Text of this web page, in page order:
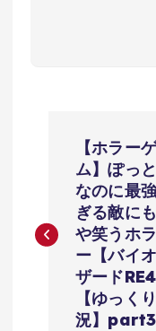
ナ
【ホラー
ム】ぽっ
なのに最
ぎる敵に
や笑うホ
ー【バイ
ザードRE4
【ゆっく
況】part3